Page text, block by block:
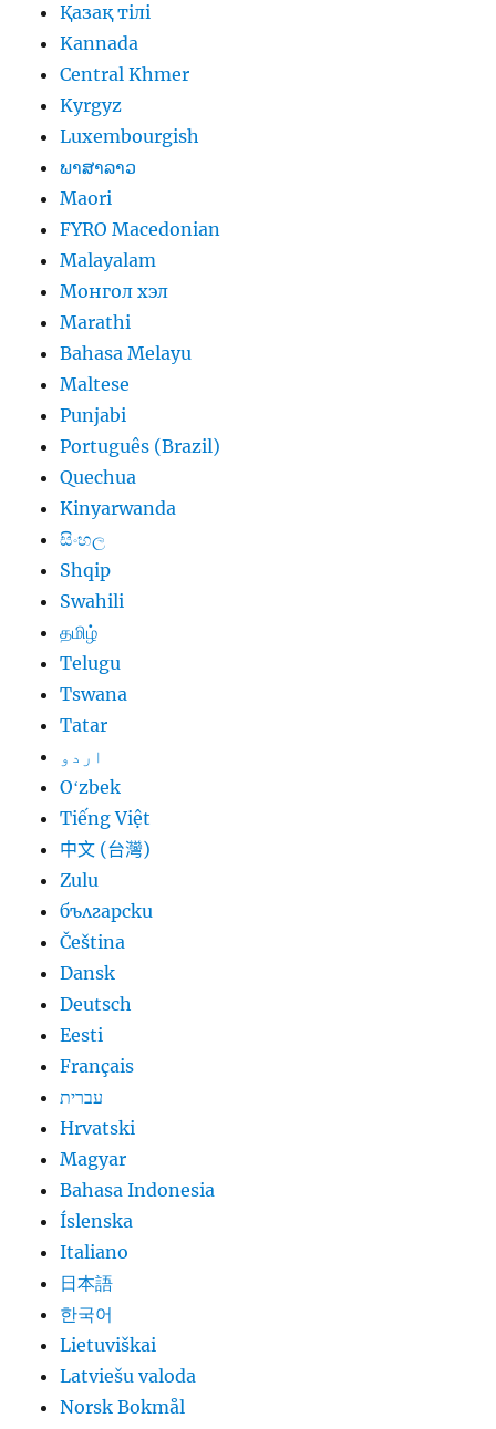
Қазақ тілі
Kannada
Central Khmer
Kyrgyz
Luxembourgish
ພາສາລາວ
Maori
FYRO Macedonian
Malayalam
Монгол хэл
Marathi
Bahasa Melayu
Maltese
Punjabi
Português (Brazil)
Quechua
Kinyarwanda
සිංහල
Shqip
Swahili
தமிழ்
Telugu
Tswana
Tatar
اردو
Oʻzbek
Tiếng Việt
中文 (台灣)
Zulu
български
Čeština
Dansk
Deutsch
Eesti
Français
עברית
Hrvatski
Magyar
Bahasa Indonesia
Íslenska
Italiano
日本語
한국어
Lietuviškai
Latviešu valoda
Norsk Bokmål